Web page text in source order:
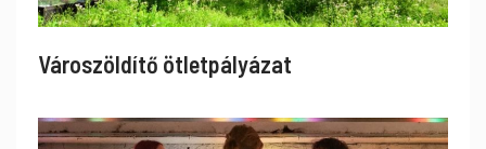
Városzöldítő ötletpályázat